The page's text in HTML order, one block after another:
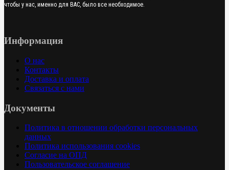
чтобы у нас, именно для ВАС, было все необходимое.
Информация
О нас
Контакты
Доставка и оплата
Связаться с нами
Документы
Политика в отношении обработки персональных
данных
Политика использования cookies
Согласие на ОПД
Пользовательское соглашение